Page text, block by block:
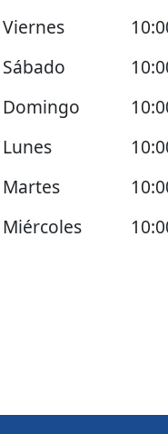
Viernes
Sábado
Domingo
Lunes
Martes
Miércoles